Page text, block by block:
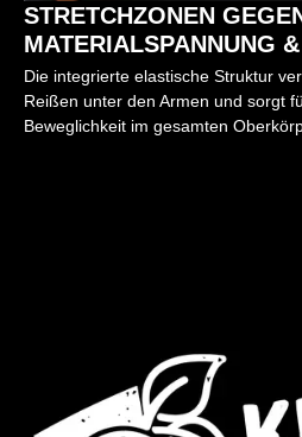
STRETCHZONEN
MATERIALSPANNUNG
Die integrierte elastische Struktur
Reißen unter den Armen und sorgt
Beweglichkeit im gesamten